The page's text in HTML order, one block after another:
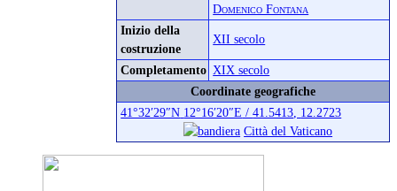
Domenico Fontana
Inizio della
costruzione
XII secolo
Completamento XIX secolo
Coordinate geografiche
41°32′29″N 12°16′20″E /41.5413 12.2723
Città del Vaticano